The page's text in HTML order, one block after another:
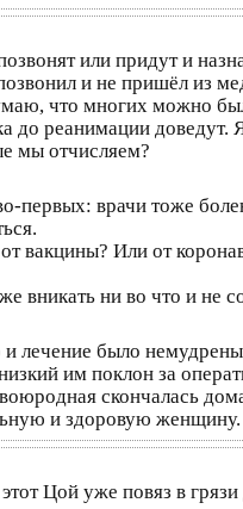
или придут и
и не пришёл из
что многих можно
реанимации доведут.
мы отчисляем?
первых: врачи тоже
вакцины? Или от
вникать ни во что и не
лечение было
им поклон за
скончалась
и здоровую женщину.
Цой уже повяз в